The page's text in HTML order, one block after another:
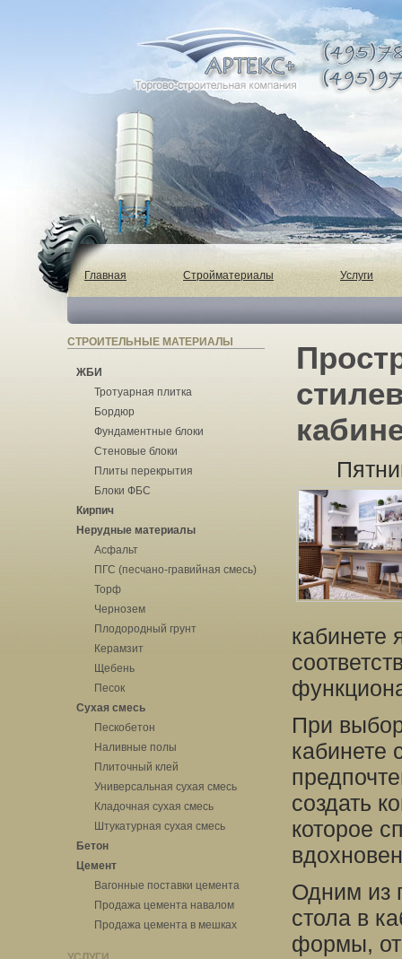
Главная Стройматериалы Услуги
СТРОИТЕЛЬНЫЕ МАТЕРИАЛЫ
ЖБИ
Тротуарная плитка
Бордюр
Фундаментные блоки
Стеновые блоки
Плиты перекрытия
Блоки ФБС
Кирпич
Нерудные материалы
Асфальт
ПГС (песчано-гравийная смесь)
Торф
Чернозем
Плодородный грунт
Керамзит
Щебень
Песок
Сухая смесь
Пескобетон
Наливные полы
Плиточный клей
Универсальная сухая смесь
Кладочная сухая смесь
Штукатурная сухая смесь
Бетон
Цемент
Вагонные поставки цемента
Продажа цемента навалом
Продажа цемента в мешках
кабинете
При
кабинете
создать
которое
Одним из
стола в
формы,